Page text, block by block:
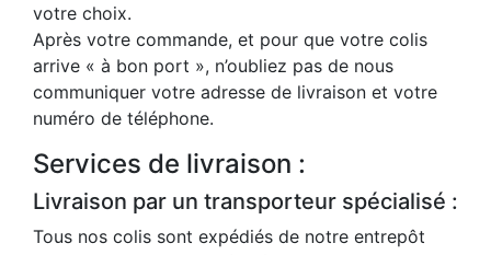
votre choix.
Après votre commande, et pour que votre colis
arrive « à bon port », n’oubliez pas de nous
communiquer votre adresse de livraison et votre
numéro de téléphone.
Services de livraison :
Livraison par un transporteur spécialisé :
Tous nos colis sont expédiés de notre entrepôt